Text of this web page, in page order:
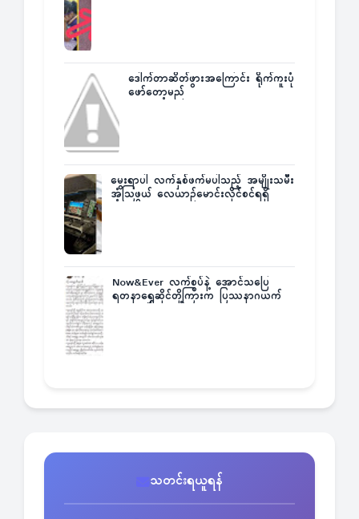
ဒေါက်တာဆိတ်ဖွားအကြောင်း ရိုက်ကူးပုံ
ဖော်တော့မည်
မွေးရာပါ လက်နှစ်ဖက်မပါသည့် အမျိုးသမီး
အံ့သြဖွယ် လေယာဉ်မောင်းလိုင်စင်ရရှိ
Now&Ever လက်စွပ်နဲ့ အောင်သပြေ
ရတနာရွှေဆိုင်တို့ကြားက ပြဿနာဂယက်
သတင်းရယူရန်